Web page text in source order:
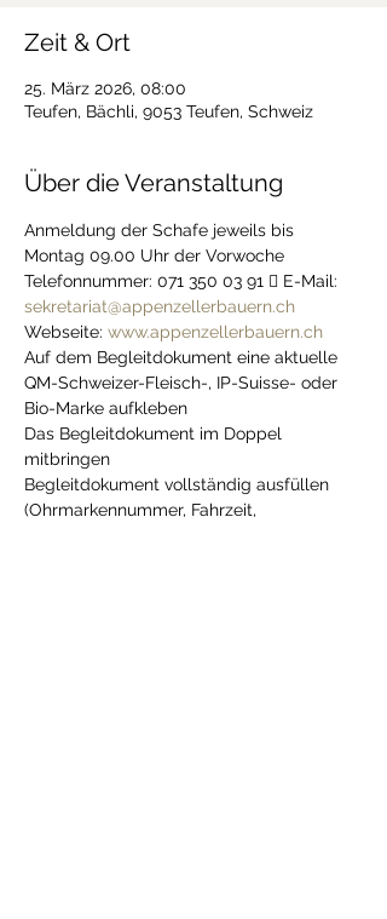
Zeit & Ort
25. März 2026, 08:00
Teufen, Bächli, 9053 Teufen, Schweiz
Über die Veranstaltung
Anmeldung der Schafe jeweils bis
Montag 09.00 Uhr der Vorwoche
Telefonnummer: 071 350 03 91  E-Mail:
sekretariat@appenzellerbauern.ch
Webseite: www.appenzellerbauern.ch
Auf dem Begleitdokument eine aktuelle
QM-Schweizer-Fleisch-, IP-Suisse- oder
Bio-Marke aufkleben
Das Begleitdokument im Doppel
mitbringen
Begleitdokument vollständig ausfüllen
(Ohrmarkennummer, Fahrzeit,